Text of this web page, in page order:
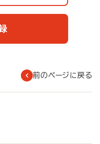
前のページに戻る